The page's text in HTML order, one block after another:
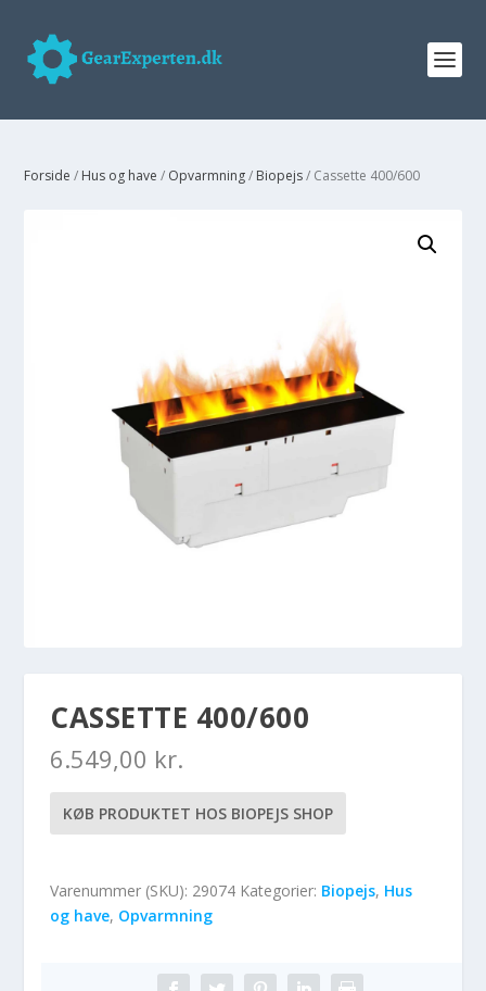
Forside / Hus og have / Opvarmning/ Biopejs/ Cassette 400/600
CASSETTE 400/600
6.549,00 kr.
KØB PRODUKTET HOS BIOPEJS SHOP
Varenummer (SKU): 29074 Kategorier: Biopejs, Hus
og have, Opvarmning